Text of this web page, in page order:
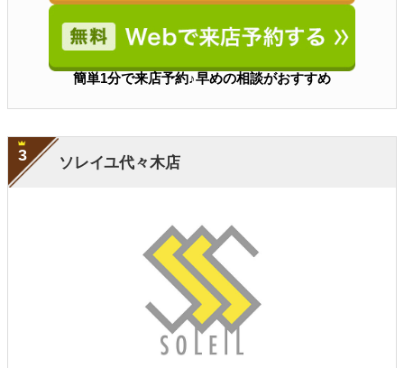
簡単1分で来店予約♪早めの相談がおすすめ
ソレイユ代々木店
3